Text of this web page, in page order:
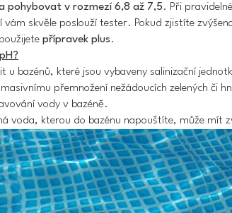
pohybovat v rozmezí 6,8 až 7,5. Při
skvěle poslouží tester. Pokud zjistíte
přípravek plus.
u bazénů, které jsou vybaveny salinizační
přemnožení nežádoucích zelených či
vody v bazéně.
voda, kterou do bazénu napouštíte, může mít